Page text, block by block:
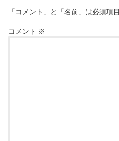
「コメント」と「名前」は必須項
コメント ※